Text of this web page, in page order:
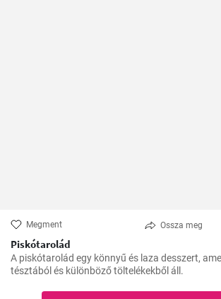
Megment Ossza meg
Piskótarolád
A piskótarolád egy könnyű és laza desszert,
tésztából és különböző töltelékekből áll.